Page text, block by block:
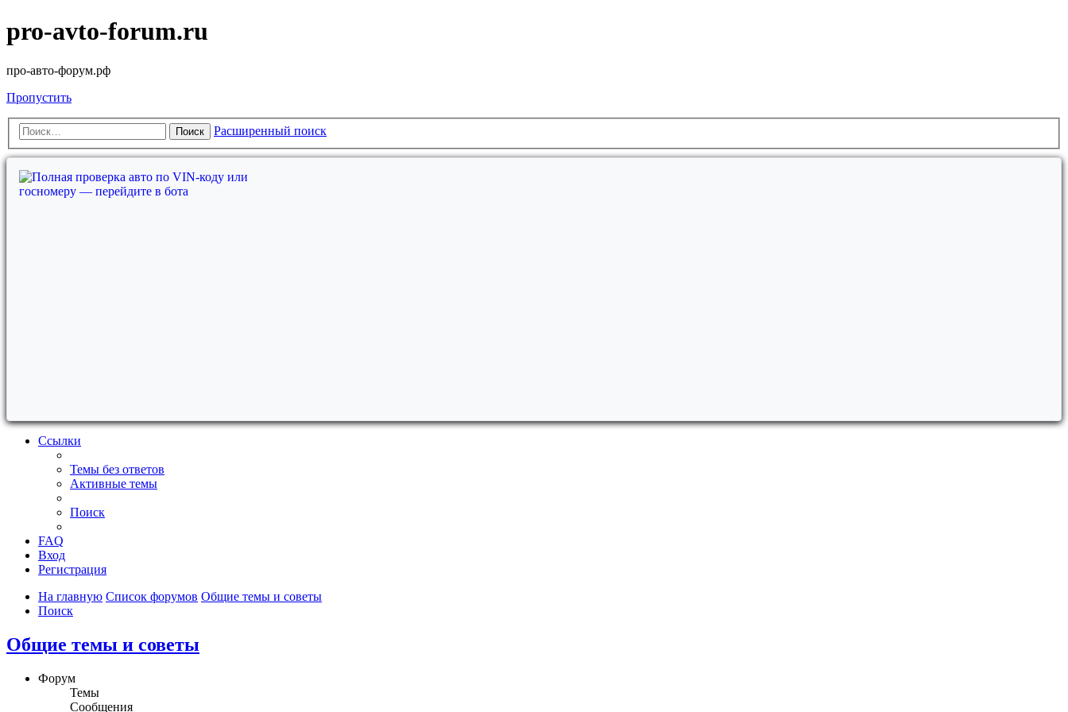
pro-avto-forum.ru
про-авто-форум.рф
Пропустить
Поиск Расширенный поиск
Ссылки
Темы без ответов
Активные темы
Поиск
FAQ
Вход
Регистрация
На главную Список форумов Общие темы и советы
Поиск
Общие темы и советы
Форум
Темы
Сообщения